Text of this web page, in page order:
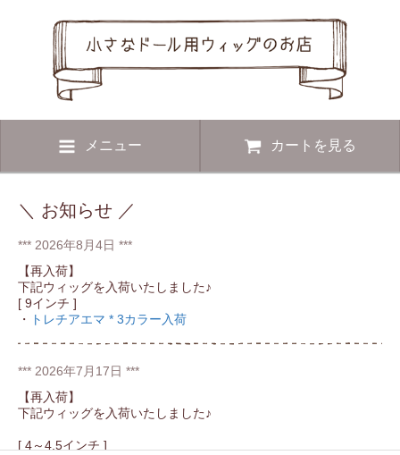
メニュー カートを見る
＼ お知らせ ／
*** 2026年8月4日 ***
【再入荷】
下記ウィッグを入荷いたしました♪
[ 9インチ ]
・
トレチアエマ * 3カラー入荷
*** 2026年7月17日 ***
【再入荷】
下記ウィッグを入荷いたしました♪
[ 4～4.5インチ ]